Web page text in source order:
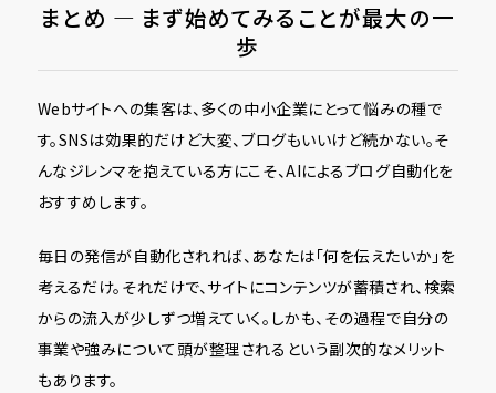
まとめ ― まず始めてみることが最大の一
歩
Webサイトへの集客は、多くの中小企業にとって悩みの種で
す。SNSは効果的だけど大変、ブログもいいけど続かない。そ
んなジレンマを抱えている方にこそ、AIによるブログ自動化を
おすすめします。
毎日の発信が自動化されれば、あなたは「何を伝えたいか」を
考えるだけ。それだけで、サイトにコンテンツが蓄積され、検索
からの流入が少しずつ増えていく。しかも、その過程で自分の
事業や強みについて頭が整理されるという副次的なメリット
もあります。